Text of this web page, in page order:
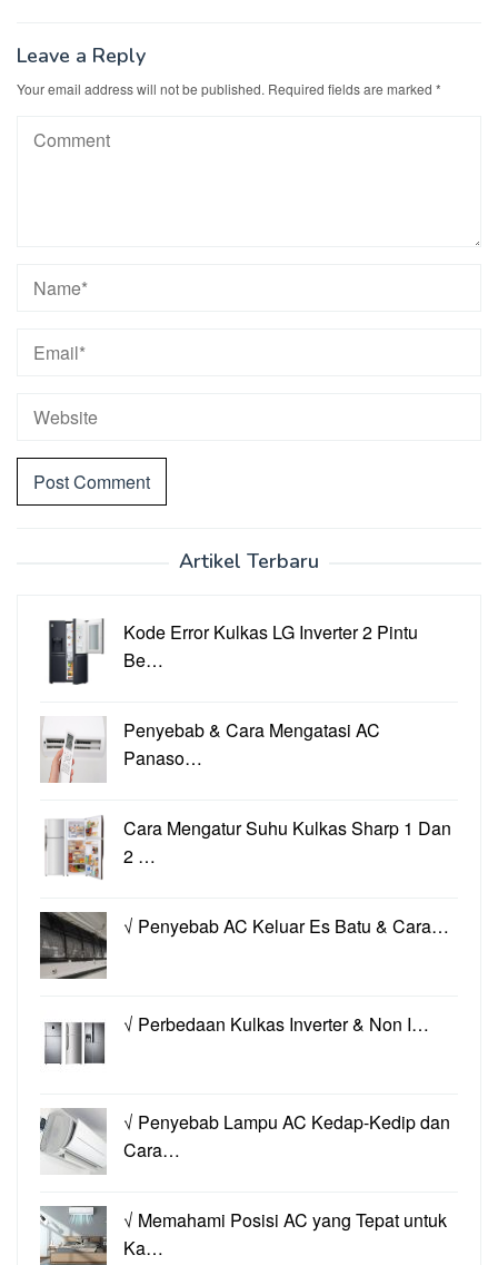
Leave a Reply
Your email address will not be published. Required fields are marked *
Artikel Terbaru
Kode Error Kulkas LG Inverter 2 Pintu
Be…
Penyebab & Cara Mengatasi AC
Panaso…
Cara Mengatur Suhu Kulkas Sharp 1 Dan
2 …
√ Penyebab AC Keluar Es Batu & Cara…
√ Perbedaan Kulkas Inverter & Non I…
√ Penyebab Lampu AC Kedap-Kedip dan
Cara…
√ Memahami Posisi AC yang Tepat untuk
Ka…